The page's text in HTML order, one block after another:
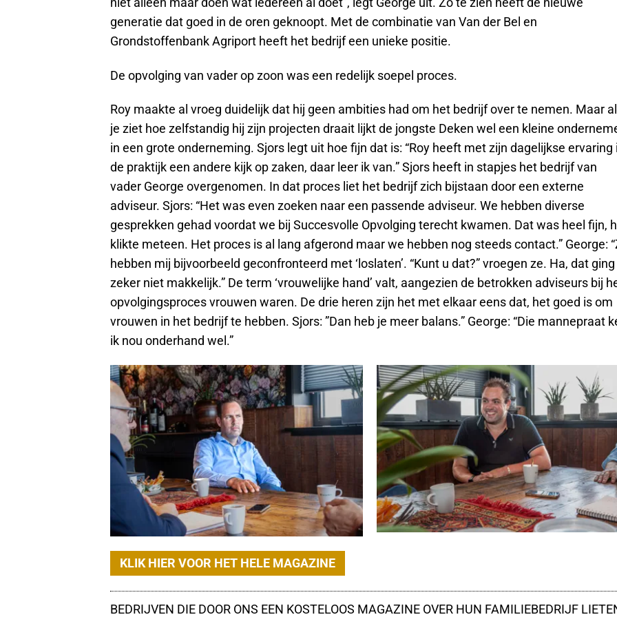
niet alleen maar doen wat iedereen al doet”, legt George uit. Zo te zien heeft de nieuwe
generatie dat goed in de oren geknoopt. Met de combinatie van Van der Bel en
Grondstoffenbank Agriport heeft het bedrijf een unieke positie.
De opvolging van vader op zoon was een redelijk soepel proces.
Roy maakte al vroeg duidelijk dat hij geen ambities had om het bedrijf over te nemen. Maar
je ziet hoe zelfstandig hij zijn projecten draait lijkt de jongste Deken wel een kleine
in een grote onderneming. Sjors legt uit hoe fijn dat is: “Roy heeft met zijn dagelijkse ervaring
de praktijk een andere kijk op zaken, daar leer ik van.” Sjors heeft in stapjes het bedrijf van
vader George overgenomen. In dat proces liet het bedrijf zich bijstaan door een externe
adviseur. Sjors: “Het was even zoeken naar een passende adviseur. We hebben diverse
gesprekken gehad voordat we bij Succesvolle Opvolging terecht kwamen. Dat was heel fijn,
klikte meteen. Het proces is al lang afgerond maar we hebben nog steeds contact.” George:
hebben mij bijvoorbeeld geconfronteerd met ‘loslaten’. “Kunt u dat?” vroegen ze. Ha, dat ging
zeker niet makkelijk.” De term ‘vrouwelijke hand’ valt, aangezien de betrokken adviseurs bij
opvolgingsproces vrouwen waren. De drie heren zijn het met elkaar eens dat, het goed is om
vrouwen in het bedrijf te hebben. Sjors: ”Dan heb je meer balans.” George: “Die mannepraat
ik nou onderhand wel.”
KLIK HIER VOOR HET HELE MAGAZINE
BEDRIJVEN DIE DOOR ONS EEN KOSTELOOS MAGAZINE OVER HUN FAMILIEBEDRIJF